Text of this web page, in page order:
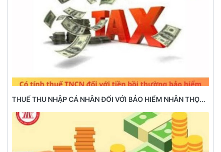
THUẾ THU NHẬP CÁ NHÂN ĐỐI VỚI BẢO HIỂM NHÂN THỌ...